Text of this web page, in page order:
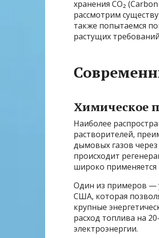
хранения CO₂
рассмотрим
также попытаемся
растущих
Химическое
Наиболее
растворителей,
дымовых газов
происходит
широко применяется
Один из примеров —
США, которая
крупные
расход топлива на
электроэнергии.